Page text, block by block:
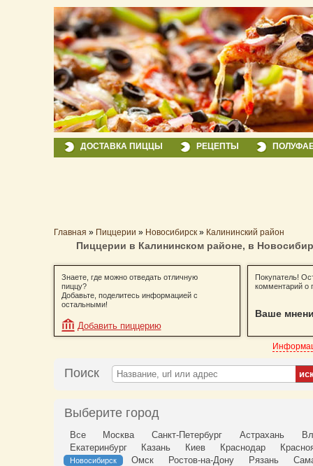
ДОСТАВКА ПИЦЦЫ РЕЦЕПТЫ
Главная » Пиццерии » Новосибирск» Калининский район
Пиццерии в Калининском районе, в
Знаете, где можно отведать отличную
пиццу?
Добавьте, поделитесь информацией с
остальными!
Добавить пиццерию
Покупатель!
комментарий о
Ваше
Поиск
Выберите город
Все Москва Санкт-Петербург Астрахань
Екатеринбург
Казань Киев Краснодар
Новосибирск Омск Ростов-на-Дону Рязань